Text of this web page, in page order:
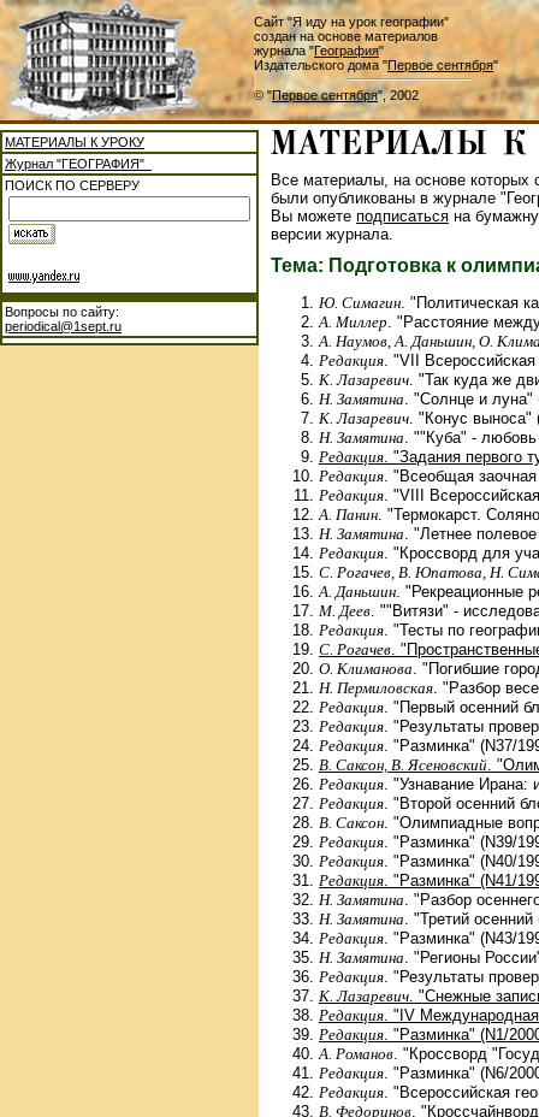
Сайт "Я иду на урок географии"
создан на основе материалов
журнала "География"
Издательского дома "Первое сентября"
© "Первое сентября", 2002
МАТЕРИАЛЫ К УРОКУ
Журнал "ГЕОГРАФИЯ"
ПОИСК ПО СЕРВЕРУ
Вопросы по сайту:
periodical@1sept.ru
Все материалы, на основе которых
были опубликованы в журнале
Вы можете подписаться на
версии журнала.
Тема: Подготовка к
Ю. Симагин . "Политическая
А. Миллер . "Расстояние
А. Наумов, А. Даньшин, О.
Редакция . "VII
К. Лазаревич . "Так куда же
Н. Замятина . "Солнце и луна"
К. Лазаревич . "Конус выноса"
Н. Замятина . ""Куба" -
Редакция . "Задания первого
Редакция . "Всеобщая
Редакция . "VIII
А. Панин . "Термокарст.
Н. Замятина . "Летнее
Редакция . "Кроссворд для
С. Рогачев, В. Юпатова, Н.
А. Даньшин . "Рекреационные
М. Деев . ""Витязи" -
Редакция . "Тесты по
С. Рогачев .
О. Климанова . "Погибшие
Н. Пермиловская . "Разбор
Редакция . "Первый осенний
Редакция . "Результаты
Редакция . "Разминка" (N37/
В. Саксон, В. Ясеновский .
Редакция . "Узнавание Ирана:
Редакция . "Второй осенний
В. Саксон . "Олимпиадные
Редакция . "Разминка" (N39/
Редакция . "Разминка" (N40/
Редакция . "Разминка" (N41/
Н. Замятина . "Разбор
Н. Замятина . "Третий
Редакция . "Разминка" (N43/
Н. Замятина . "Регионы
Редакция . "Результаты
К. Лазаревич . "Снежные
Редакция . "IV
Редакция . "Разминка" (N1/
А. Романов . "Кроссворд
Редакция . "Разминка" (N6/
Редакция . "Всероссийская
В. Федоринов .